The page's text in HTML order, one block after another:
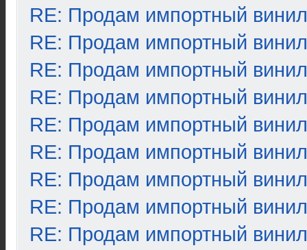
RE: Продам импортный винил
RE: Продам импортный винил
RE: Продам импортный винил
RE: Продам импортный винил
RE: Продам импортный винил
RE: Продам импортный винил
RE: Продам импортный винил
RE: Продам импортный винил
RE: Продам импортный винил